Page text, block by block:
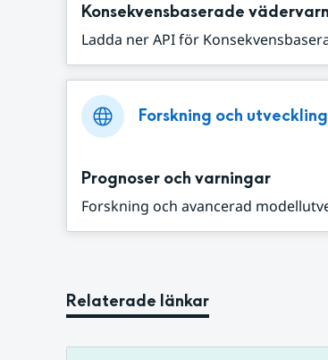
Konsekvensbaserade
Ladda ner API för
Forskning och utveckling
Prognoser och varningar
Forskning och avancerad
Relaterade länkar